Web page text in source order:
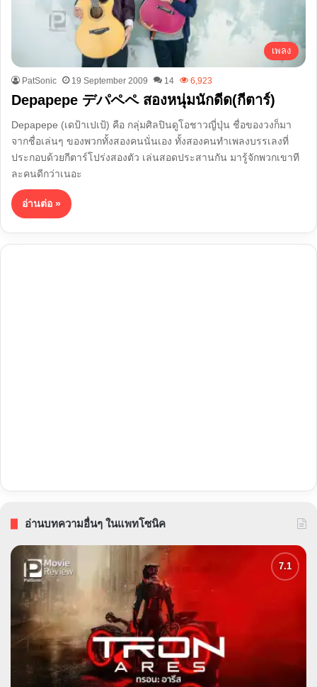
เพลง
PatSonic 19 September 2009 14 6,923
Depapepe デパペペ สองหนุ่มนักดีด(กีตาร์)
Depapepe (เดป้าเปเป้) คือ กลุ่มศิลปินดูโอชาวญี่ปุ่น ชื่อของวงก็มา
จากชื่อเล่นๆ ของพวกทั้งสองคนนั่นเอง ทั้งสองคนทำเพลงบรรเลงที่
ประกอบด้วยกีตาร์โปร่งสองตัว เล่นสอดประสานกัน มารู้จักพวกเขาที
ละคนดีกว่าเนอะ
อ่านต่อ »
อ่านบทความอื่นๆ ในแพทโซนิค